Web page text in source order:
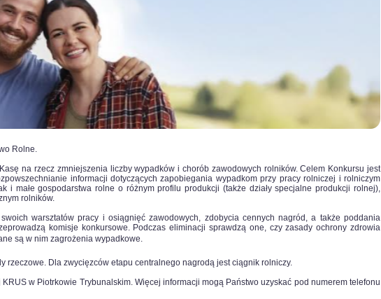
Rolne.
na rzecz zmniejszenia liczby wypadków i chorób zawodowych rolników. Celem Konkursu jest
informacji dotyczących zapobiegania wypadkom przy pracy rolniczej i rolniczym
i małe gospodarstwa rolne o różnym profilu produkcji (także działy specjalne produkcji rolnej),
rolników.
warsztatów pracy i osiągnięć zawodowych, zdobycia cennych nagród, a także poddania
komisje konkursowe. Podczas eliminacji sprawdzą one, czy zasady ochrony zdrowia
są w nim zagrożenia wypadkowe.
Dla zwycięzców etapu centralnego nagrodą jest ciągnik rolniczy.
w Piotrkowie Trybunalskim. Więcej informacji mogą Państwo uzyskać pod numerem telefonu